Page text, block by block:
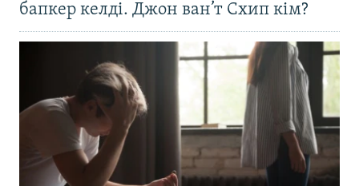
бапкер келді. Джон ван’т Схип кім?